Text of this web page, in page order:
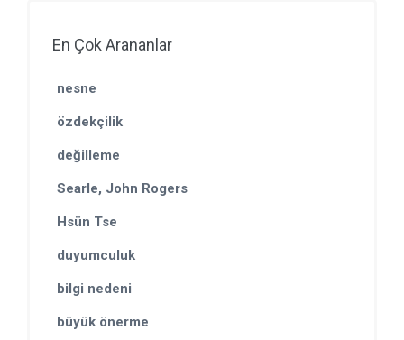
En Çok Arananlar
nesne
özdekçilik
değilleme
Searle, John Rogers
Hsün Tse
duyumculuk
bilgi nedeni
büyük önerme